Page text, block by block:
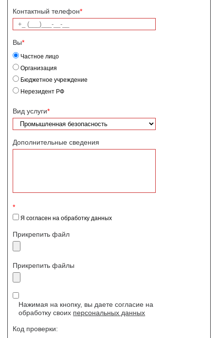
Контактный телефон*
Вы*
Частное лицо
Организация
Бюджетное учреждение
Нерезидент РФ
Вид услуги*
Дополнительные сведения
*
Я согласен на обработку данных
Прикрепить файл
Прикрепить файлы
Нажимая на кнопку, вы даете согласие на
обработку своих персональных данных
Код проверки: